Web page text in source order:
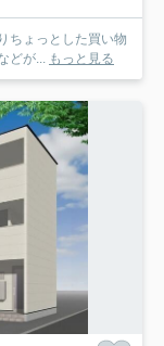
ちょっとした買い物
どが... もっと見る